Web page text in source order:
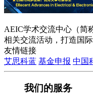
AEIC学术交流中心（简
相关交流活动，打造国
友情链接
艾思科蓝 基金申报 中国
我们的服务